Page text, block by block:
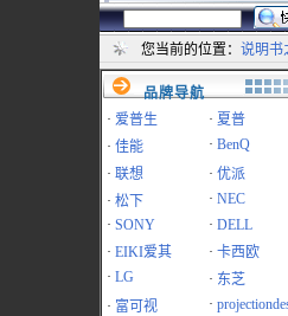
您当前的位置： 说明书
品牌导航
· 爱普生 · 夏普
· 佳能 · BenQ
· 联想 · 优派
· 松下 · NEC
· SONY · DELL
· EIKI爱其 · 卡西欧
· LG · 东芝
· 富可视 ·